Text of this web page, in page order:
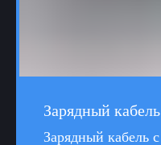
Зарядный
Зарядный кабель